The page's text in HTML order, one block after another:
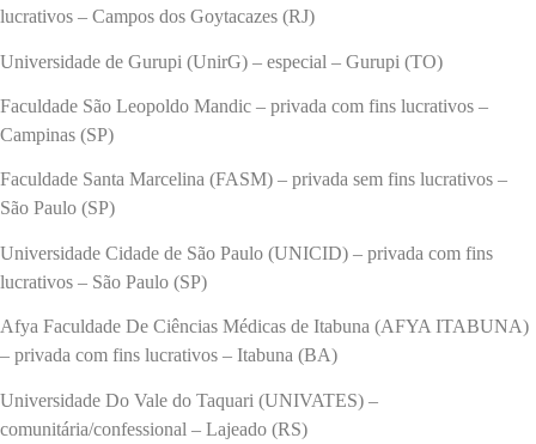
lucrativos – Campos dos Goytacazes (RJ)
Universidade de Gurupi (UnirG) – especial – Gurupi (TO)
Faculdade São Leopoldo Mandic – privada com fins lucrativos –
Campinas (SP)
Faculdade Santa Marcelina (FASM) – privada sem fins lucrativos –
São Paulo (SP)
Universidade Cidade de São Paulo (UNICID) – privada com fins
lucrativos – São Paulo (SP)
Afya Faculdade De Ciências Médicas de Itabuna (AFYA ITABUNA)
– privada com fins lucrativos – Itabuna (BA)
Universidade Do Vale do Taquari (UNIVATES) –
comunitária/confessional – Lajeado (RS)